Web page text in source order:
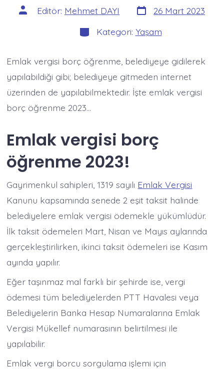
Yazının
yazarı
Editör: Mehmet DAYI Yazı
tarihi
26 Mart 2023
Kategoriler
Kategori: Yaşam
Emlak vergisi borç öğrenme, belediyeye gidilerek
yapılabildiği gibi; belediyeye gitmeden internet
üzerinden de yapılabilmektedir. İşte emlak vergisi
borç öğrenme 2023…
Emlak vergisi borç
öğrenme 2023!
Gayrimenkul sahipleri, 1319 sayılı Emlak Vergisi
Kanunu kapsamında senede 2 eşit taksit halinde
belediyelere emlak vergisi ödemekle yükümlüdür.
İlk taksit ödemeleri Mart, Nisan ve Mayıs aylarında
gerçekleştirilirken, ikinci taksit ödemeleri ise Kasım
ayında yapılır.
Eğer taşınmaz mal farklı bir şehirde ise, vergi
ödemesi tüm belediyelerden PTT Havalesi veya
Belediyelerin Banka Hesap Numaralarına Emlak
Vergisi Mükellef numarasının belirtilmesi ile
yapılabilir.
Emlak vergi borcu sorgulama işlemi için